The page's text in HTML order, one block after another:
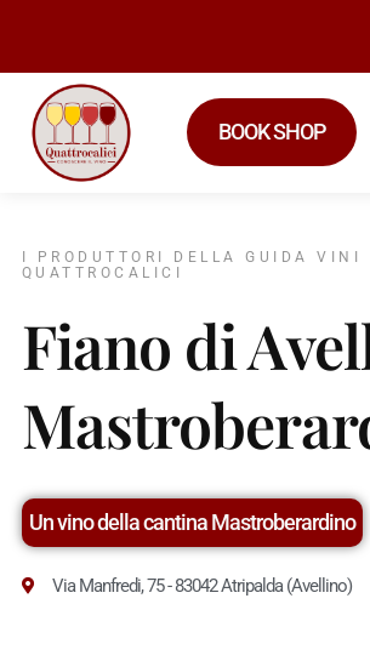
BOOK SHOP
I PRODUTTORI DELLA GUIDA VINI
QUATTROCALICI
Fiano di
Un vino della cantina Mastroberardino
Via Manfredi, 75 - 83042 Atripalda (Avellino)